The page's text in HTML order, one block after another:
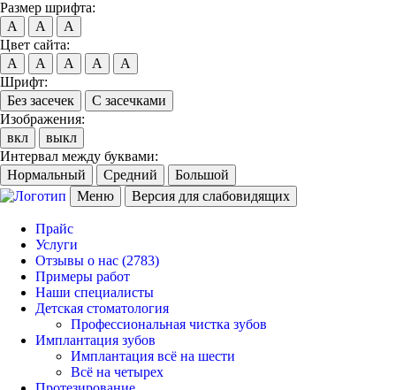
Размер шрифта:
A
A
A
Цвет сайта:
A
A A A
A
Шрифт:
Без засечек
С засечками
Изображения:
вкл
выкл
Интервал между буквами:
Нормальный
Средний
Большой
Меню
Версия для слабовидящих
Прайс
Услуги
Отзывы о нас (2783)
Примеры работ
Наши специалисты
Детская стоматология
Профессиональная чистка зубов
Имплантация зубов
Имплантация всё на шести
Всё на четырех